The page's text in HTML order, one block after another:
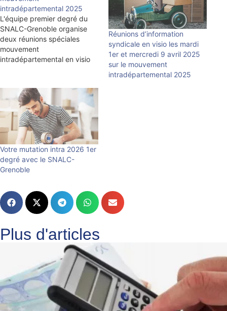
intradépartemental 2025
L'équipe premier degré du
SNALC-Grenoble organise
deux réunions spéciales
mouvement
intradépartemental en visio
au mouvement intra 2025 Le
mercredi 19 mars 2025 de
10h à 12h sur la plate-forme
ZOOM ET Le mardi 1 avril
2025 de 17h30 à 19h30 sur
la…
Réunions d’information
syndicale en visio les mardi
1er et mercredi 9 avril 2025
sur le mouvement
intradépartemental 2025
Votre mutation intra 2026 1er
degré avec le SNALC-
Grenoble
Plus d'articles